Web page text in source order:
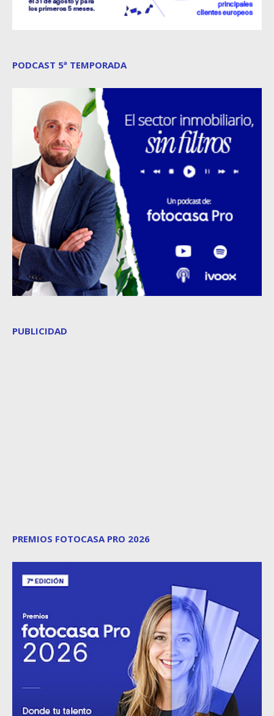
PODCAST 5ª TEMPORADA
PUBLICIDAD
PREMIOS FOTOCASA PRO 2026